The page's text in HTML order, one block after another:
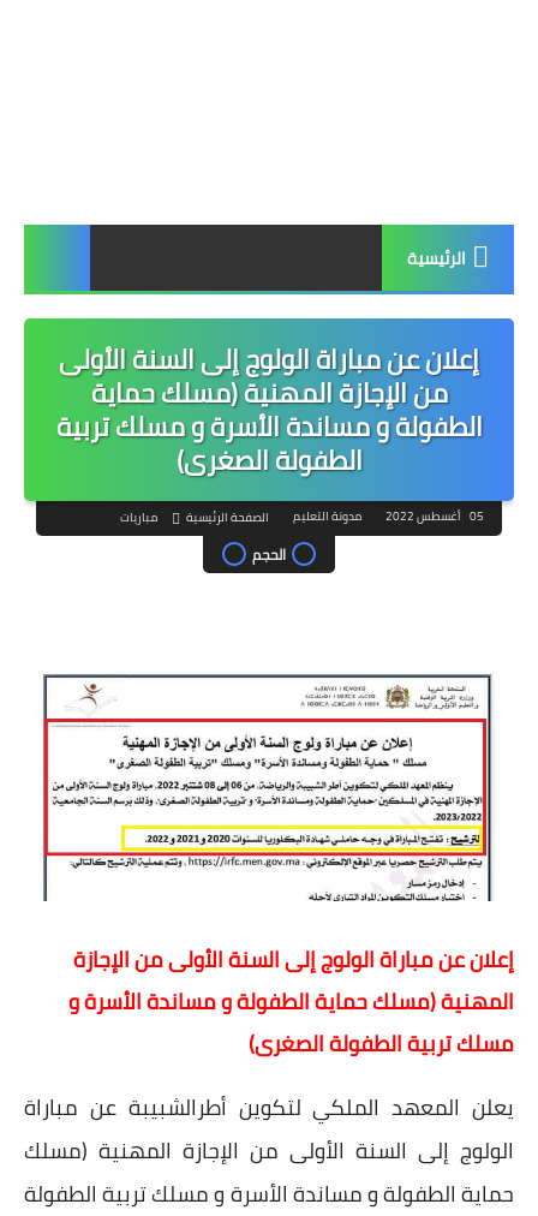
الرئيسية
إعلان عن مباراة الولوج إلى السنة الأولى
من الإجازة المهنية (مسلك حماية
الطفولة و مساندة الأسرة و مسلك تربية
الطفولة الصغرى)
05 أغسطس 2022 مدونة التعليم الصفحة الرئيسية مباريات
الحجم
إعلان عن مباراة الولوج إلى السنة الأولى من الإجازة
المهنية (مسلك حماية الطفولة و مساندة الأسرة و
مسلك تربية الطفولة الصغرى)
يعلن المعهد الملكي لتكوين أطرالشبيبة عن مباراة
الولوج إلى السنة الأولى من الإجازة المهنية (مسلك
حماية الطفولة و مساندة الأسرة و مسلك تربية الطفولة